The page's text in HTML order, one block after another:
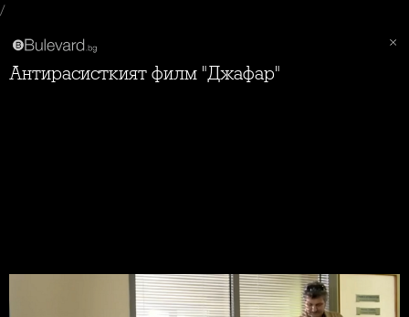
/
Антирасисткият филм "Джафар"